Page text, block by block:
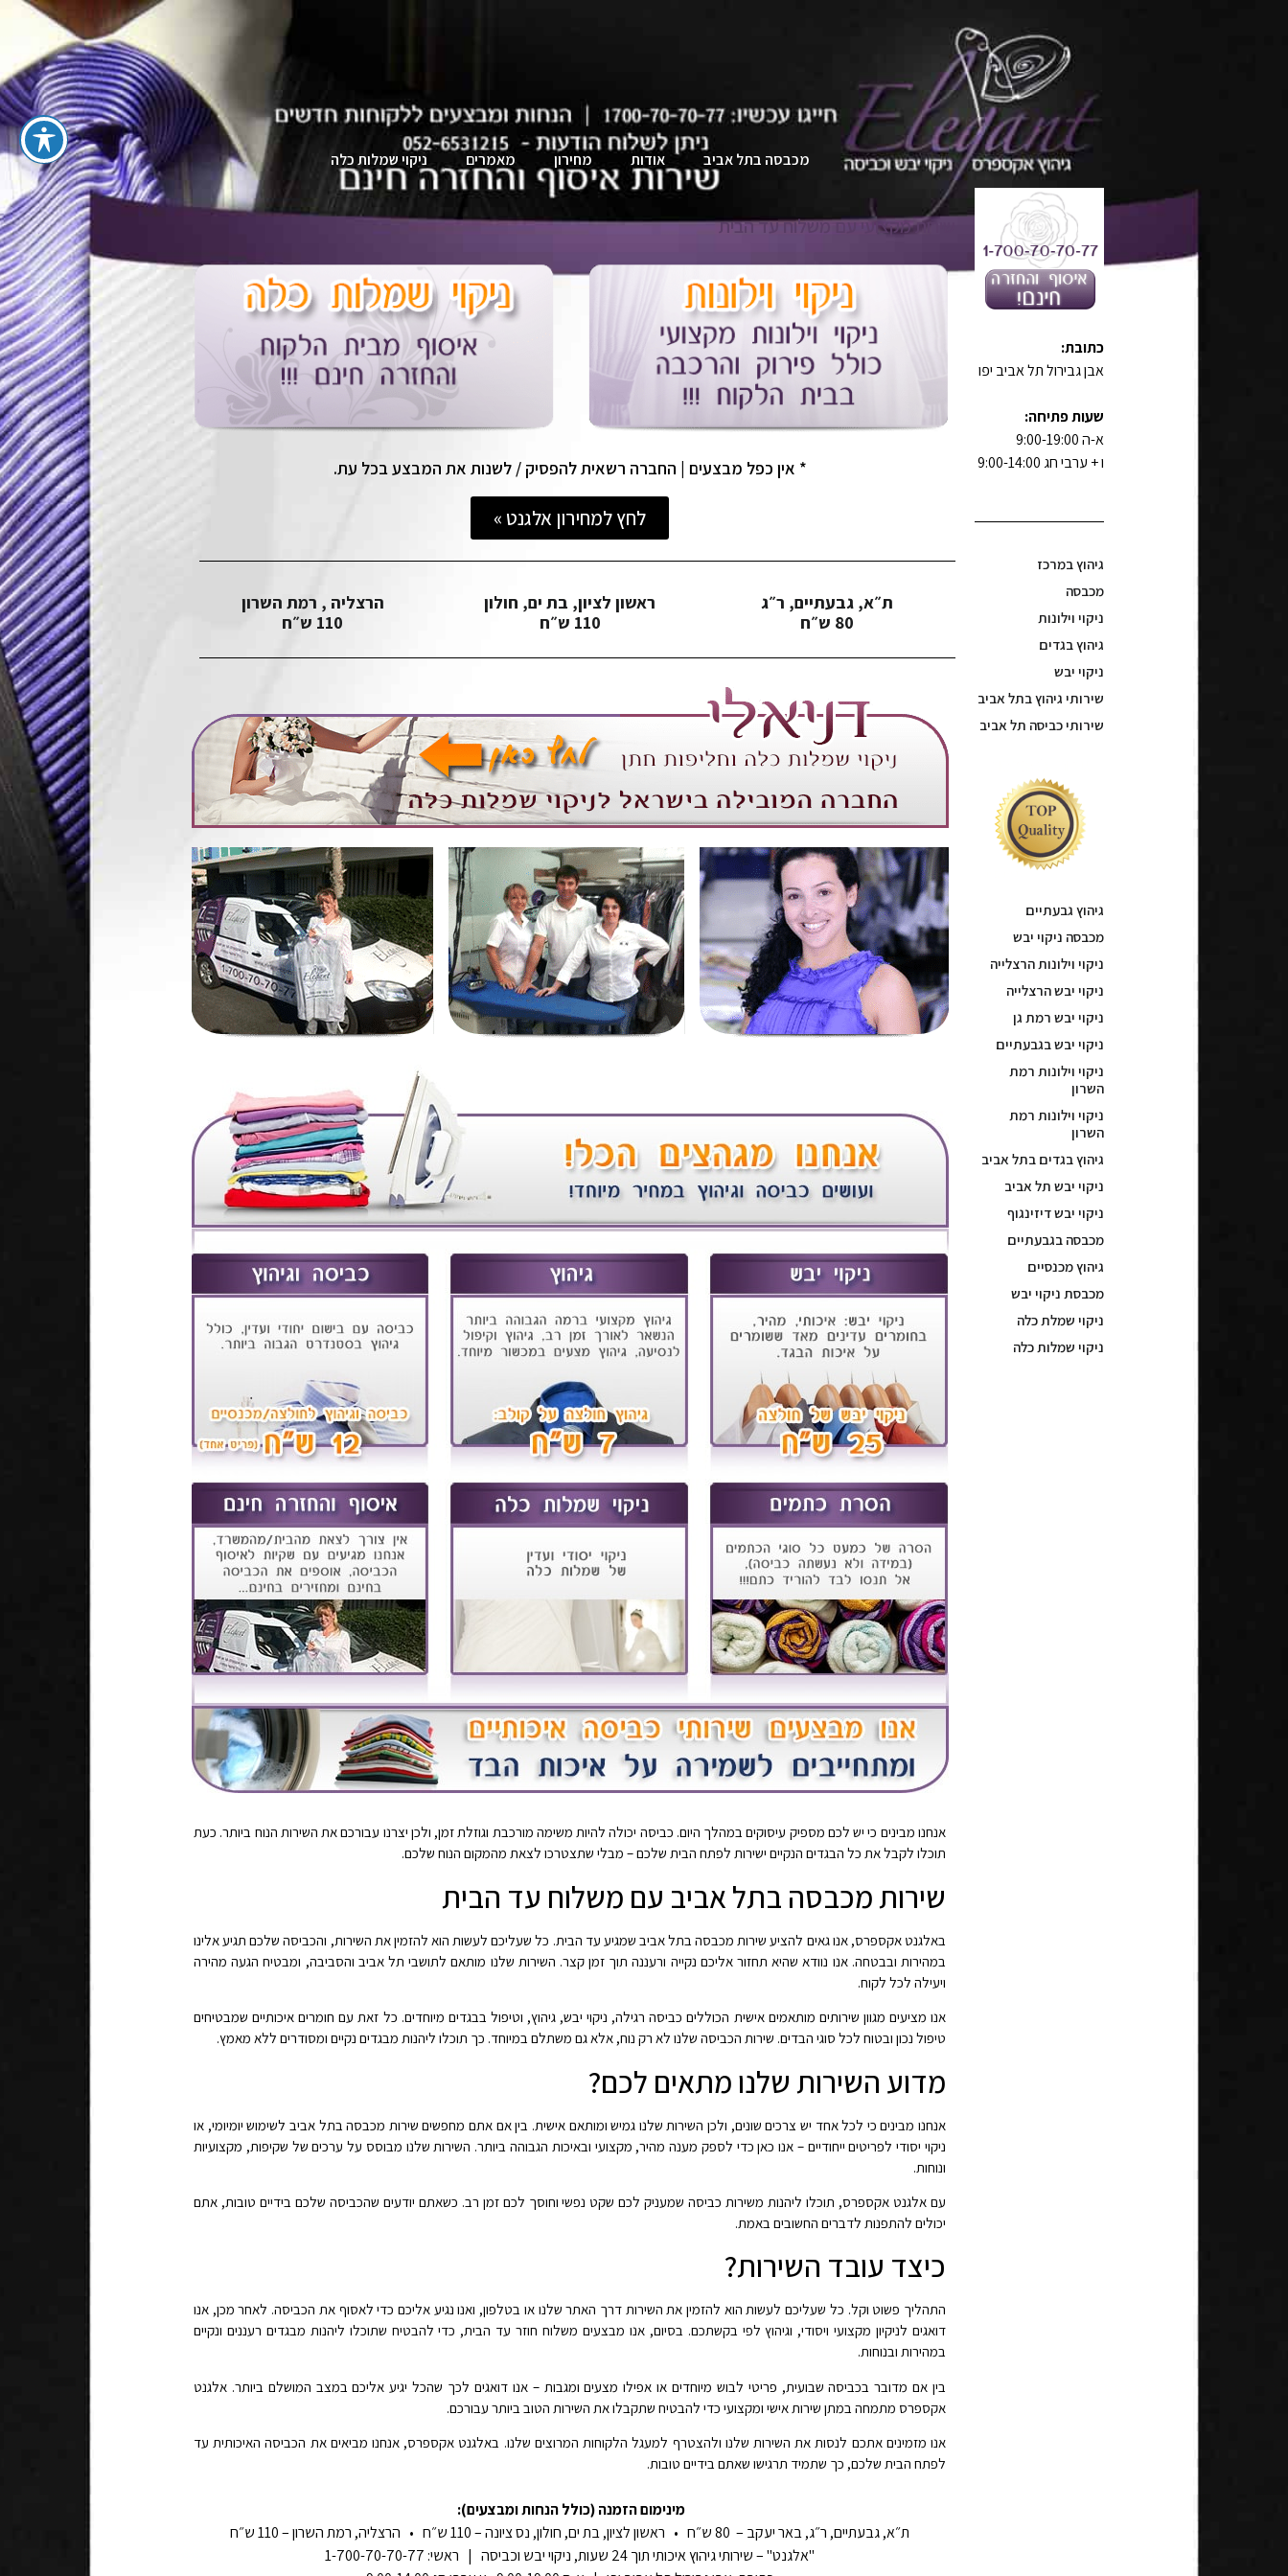
כתובת:
אבן גבירול תל אביב יפו
שעות פתיחה:
א-ה 9:00-19:00
ו + ערבי חג 9:00-14:00
גיהוץ במרכז
מכבסה
ניקוי וילונות
גיהוץ בגדים
ניקוי יבש
שירותי גיהוץ בתל אביב
שירותי כביסה תל אביב
גיהוץ גבעתיים
מכבסה ניקוי יבש
ניקוי וילונות הרצלייה
ניקוי יבש הרצלייה
ניקוי יבש רמת גן
ניקוי יבש בגבעתיים
ניקוי וילונות רמת
השרון
ניקוי וילונות רמת
השרון
גיהוץ בגדים בתל אביב
ניקוי יבש תל אביב
ניקוי יבש דיזינגוף
מכבסה בגבעתיים
גיהוץ מכנסיים
מכבסת ניקוי יבש
ניקוי שמלת כלה
ניקוי שמלות כלה
מכבסה בתל אביב אודות מחירון מאמרים ניקוי שמלות כלה
שירות מקצועי עם משלוח עד הבית
* אין כפל מבצעים | החברה רשאית להפסיק / לשנות את המבצע בכל עת.
לחץ למחירון אלגנט »
ת״א, גבעתיים, ר״ג
80 ש״ח
ראשון לציון, בת ים, חולון
110 ש״ח
הרצליה , רמת השרון
110 ש״ח
אנחנו מבינים כי יש לכם מספיק עיסוקים במהלך היום. כביסה יכולה להיות משימה מורכבת וגוזלת זמן, ולכן יצרנו עבורכם את השירות הנוח ביותר. כעת
תוכלו לקבל את כל הבגדים הנקיים ישירות לפתח הבית שלכם – מבלי שתצטרכו לצאת מהמקום הנוח שלכם.
שירות מכבסה בתל אביב עם משלוח עד הבית
באלגנט אקספרס, אנו גאים להציע שירות מכבסה בתל אביב שמגיע עד הבית. כל שעליכם לעשות הוא להזמין את השירות, והכביסה שלכם תגיע אלינו
במהירות ובבטחה. אנו נוודא שהיא תחזור אליכם נקייה ורעננה תוך זמן קצר. השירות שלנו מותאם לתושבי תל אביב והסביבה, ומבטיח הגעה מהירה
ויעילה לכל לקוח.
אנו מציעים מגוון שירותים מותאמים אישית הכוללים כביסה רגילה, ניקוי יבש, גיהוץ, וטיפול בבגדים מיוחדים. כל זאת עם חומרים איכותיים שמבטיחים
טיפול נכון ובטוח לכל סוגי הבדים. שירות הכביסה שלנו לא רק נוח, אלא גם משתלם במיוחד. כך תוכלו ליהנות מבגדים נקיים ומסודרים ללא מאמץ.
מדוע השירות שלנו מתאים לכם?
אנחנו מבינים כי לכל אחד יש צרכים שונים, ולכן השירות שלנו גמיש ומותאם אישית. בין אם אתם מחפשים שירות מכבסה בתל אביב לשימוש יומיומי, או
ניקוי יסודי לפריטים ייחודיים – אנו כאן כדי לספק מענה מהיר, מקצועי ובאיכות הגבוהה ביותר. השירות שלנו מבוסס על ערכים של שקיפות, מקצועיות
ונוחות.
עם אלגנט אקספרס, תוכלו ליהנות משירות כביסה שמעניק לכם שקט נפשי וחוסך לכם זמן רב. כשאתם יודעים שהכביסה שלכם בידיים טובות, אתם
יכולים להתפנות לדברים החשובים באמת.
כיצד עובד השירות?
התהליך פשוט וקל. כל שעליכם לעשות הוא להזמין את השירות דרך האתר שלנו או בטלפון, ואנו נגיע אליכם כדי לאסוף את הכביסה. לאחר מכן, אנו
דואגים לניקיון מקצועי ויסודי, וגיהוץ לפי בקשתכם. בסיום, אנו מבצעים משלוח חוזר עד הבית, כדי להבטיח שתוכלו ליהנות מבגדים רעננים ונקיים
במהירות ובנוחות.
בין אם מדובר בכביסה שבועית, פריטי לבוש מיוחדים או אפילו מצעים ומגבות – אנו דואגים לכך שהכל יגיע אליכם במצב המושלם ביותר. אלגנט
אקספרס מתמחה במתן שירות אישי ומקצועי כדי להבטיח שתקבלו את השירות הטוב ביותר עבורכם.
אנו מזמינים אתכם לנסות את השירות שלנו ולהצטרף למעגל הלקוחות המרוצים שלנו. באלגנט אקספרס, אנחנו מביאים את הכביסה האיכותית עד
לפתח הבית שלכם, כך שתמיד תרגישו שאתם בידיים טובות.
מינימום הזמנה (כולל הנחות ומבצעים):
ת״א, גבעתיים, ר״ג, באר יעקב – 80 ש״ח • ראשון לציון, בת ים, חולון, נס ציונה – 110 ש״ח • הרצליה, רמת השרון – 110 ש״ח
"אלגנט" – שירותי גיהוץ איכותי תוך 24 שעות, ניקוי יבש וכביסה | ראשי: 1-700-70-70-77